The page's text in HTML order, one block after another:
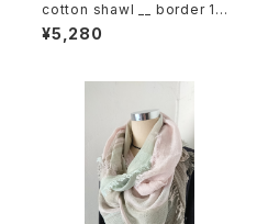
cotton shawl __ border 160
海嶺w
¥5,280